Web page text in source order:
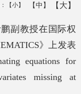
【小】 【中】 【大】
副教授在国际权
》上发表
equations for
missing at